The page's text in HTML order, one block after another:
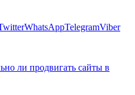
WhatsAppTelegramViber
ли продвигать сайты в